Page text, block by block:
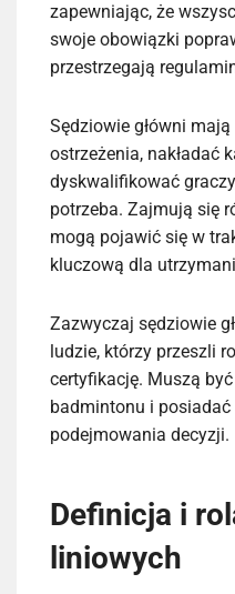
zapewniając, że
swoje obowiązki
przestrzegają
Sędziowie główni
ostrzeżenia, nakładać
dyskwalifikować
potrzeba. Zajmują się
mogą pojawić się w
kluczową dla
Zazwyczaj sędziowie
ludzie, którzy przeszli
certyfikację. Muszą
badmintonu i
podejmowania decyzji.
Definicja i
liniowych